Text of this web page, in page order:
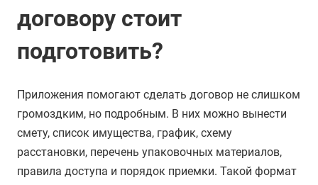
договору стоит
подготовить?
Приложения помогают сделать договор не слишком
громоздким, но подробным. В них можно вынести
смету, список имущества, график, схему
расстановки, перечень упаковочных материалов,
правила доступа и порядок приемки. Такой формат